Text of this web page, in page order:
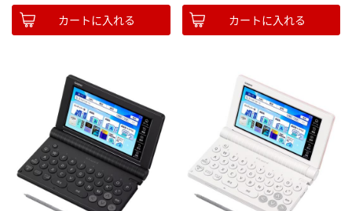
カートに入れる カートに入れる